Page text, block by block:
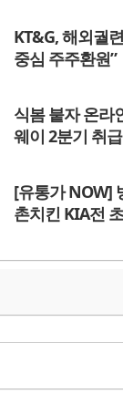
KT&G, 해외궐
중심 주주환원”
식봄 붙자 온라
웨이 2분기 취
[유통가 NOW]
촌치킨 KIA전